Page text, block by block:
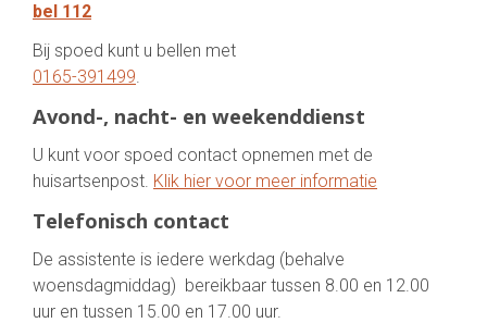
bel 112
Bij spoed kunt u bellen met
0165-391499.
Avond-, nacht- en weekenddienst
U kunt voor spoed contact opnemen met de
huisartsenpost. Klik hier voor meer informatie
Telefonisch contact
De assistente is iedere werkdag (behalve
woensdagmiddag) bereikbaar tussen 8.00 en 12.00
uur en tussen 15.00 en 17.00 uur.